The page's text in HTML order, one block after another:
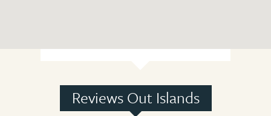
Reviews Out Islands